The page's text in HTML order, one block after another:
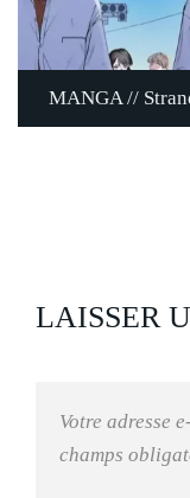
MANGA //
LAISSER
Votre adresse
champs